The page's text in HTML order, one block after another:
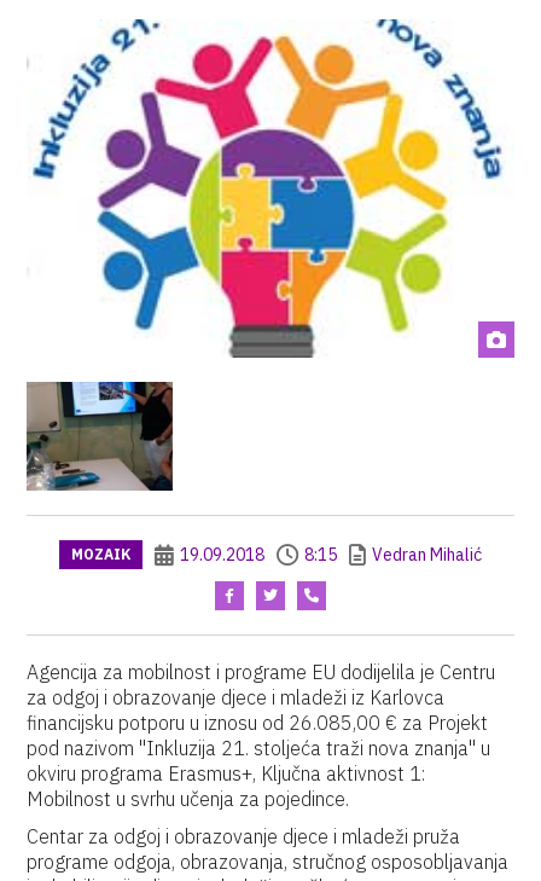
MOZAIK 19.09.2018 8:15 Vedran Mihalić
Agencija za mobilnost i programe EU dodijelila je Centru
za odgoj i obrazovanje djece i mladeži iz Karlovca
financijsku potporu u iznosu od 26.085,00 € za Projekt
pod nazivom "Inkluzija 21. stoljeća traži nova znanja" u
okviru programa Erasmus+, Ključna aktivnost 1:
Mobilnost u svrhu učenja za pojedince.
Centar za odgoj i obrazovanje djece i mladeži pruža
programe odgoja, obrazovanja, stručnog osposobljavanja